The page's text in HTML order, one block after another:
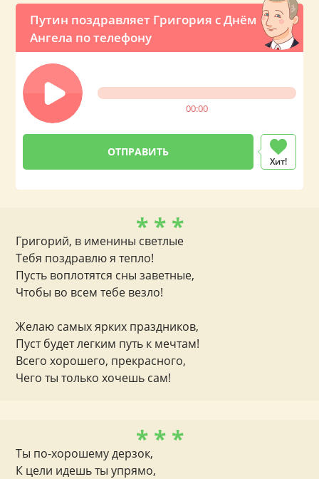
Путин поздравляет Григория с Днём
Ангела по телефону
00:00
Хит!
* * *
Григорий, в именины светлые
Тебя поздравлю я тепло!
Пусть воплотятся сны заветные,
Чтобы во всем тебе везло!
Желаю самых ярких праздников,
Пуст будет легким путь к мечтам!
Всего хорошего, прекрасного,
Чего ты только хочешь сам!
* * *
Ты по-хорошему дерзок,
К цели идешь ты упрямо,